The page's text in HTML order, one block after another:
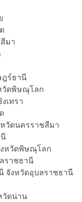
มา
ฎร์ธานี
วัดพิษณุโลก
เทรา
วัดนครราชสีมา
งหวัดพิษณุโลก
ราชธานี
จังหวัดอุบลราชธานี
วัดน่าน